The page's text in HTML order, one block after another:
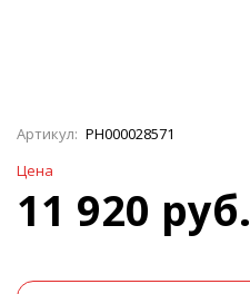
Артикул: РН000028571
Цена
11 920 руб.